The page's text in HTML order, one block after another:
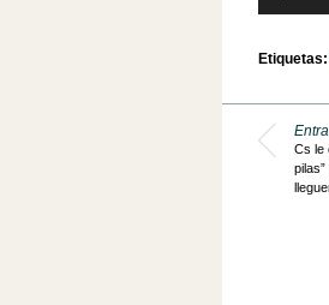
audio
Etiquetas:
Cs le